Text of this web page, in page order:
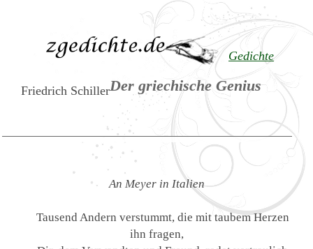
Gedichte
Der griechische Genius
Friedrich Schiller
An Meyer in Italien
Tausend Andern verstummt, die mit taubem Herzen
ihn fragen,